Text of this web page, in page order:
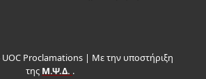
Proclamations | Με την υποστήριξη
της Μ.Ψ.Δ. .